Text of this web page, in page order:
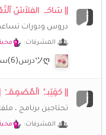
|| سَاحَہ الفلاَشْ
دروس ودورات
المشرفات:
ツღدرس(6)سويش ماكس:ياصوتا..…
|| حَقِيَبہُ الْمُصَمِمَہْ ||
تحتاجين برنامج ،
المشرفات: